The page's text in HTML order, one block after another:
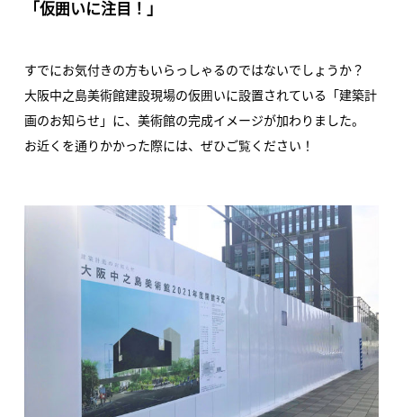
「仮囲いに注目！」
すでにお気付きの方もいらっしゃるのではないでしょうか？
大阪中之島美術館建設現場の仮囲いに設置されている「建築計
画のお知らせ」に、美術館の完成イメージが加わりました。
お近くを通りかかった際には、ぜひご覧ください！